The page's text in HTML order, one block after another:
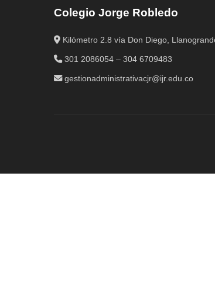
Colegio Jorge Robledo
Kilómetro 2.8 vía Don Diego,
301 2086054 – 304 6709483
gestionadministrativacjr@ijr.edu.co